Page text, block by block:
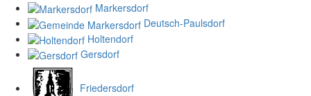
Markersdorf
Deutsch-Paulsdorf
Holtendorf
Gersdorf
Friedersdorf